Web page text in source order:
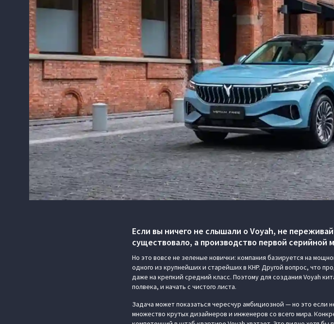
Если вы ничего не слышали о Voyah, не
существовало, а производство первой серийной
Но это вовсе не зеленые новички: компания базируется на
одного из крупнейших и старейших в КНР. Другой вопрос, что
даже на крепкий средний класс. Поэтому для создания Voyah
полвека, и начать с чистого листа.
Задача может показаться чересчур амбициозной — но это если
множество крутых дизайнеров и инженеров со всего мира.